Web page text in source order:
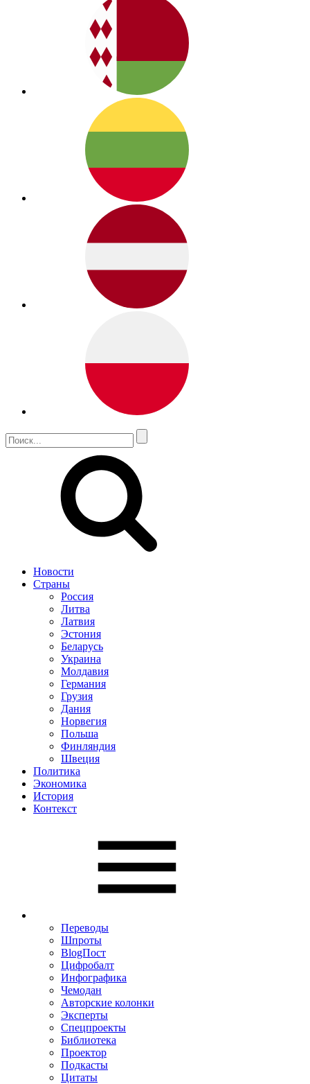
Новости
Страны
Россия
Литва
Латвия
Эстония
Беларусь
Украина
Молдавия
Германия
Грузия
Дания
Норвегия
Польша
Финляндия
Швеция
Политика
Экономика
История
Контекст
Переводы
Шпроты
BlogПост
Цифробалт
Инфографика
Чемодан
Авторские колонки
Эксперты
Спецпроекты
Библиотека
Проектор
Подкасты
Цитаты